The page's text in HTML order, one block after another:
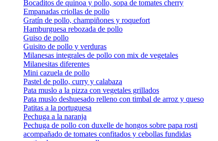
Bocaditos de quinoa y pollo, sopa de tomates cherry
Empanadas criollas de pollo
Gratín de pollo, champiñones y roquefort
Hamburguesa rebozada de pollo
Guiso de pollo
Guisito de pollo y verduras
Milanesas integrales de pollo con mix de vegetales
Milanesitas diferentes
Mini cazuela de pollo
Pastel de pollo, curry y calabaza
Pata muslo a la pizza con vegetales grillados
Pata muslo deshuesado relleno con timbal de arroz y queso
Patitas a la portuguesa
Pechuga a la naranja
Pechuga de pollo con duxelle de hongos sobre papa rosti
acompañado de tomates confitados y cebollas fundidas